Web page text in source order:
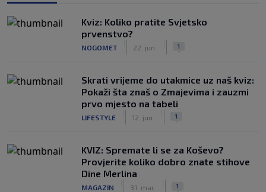
Kviz: Koliko pratite Svjetsko
prvenstvo?
NOGOMET 22. jun. 1
Skrati vrijeme do utakmice uz naš kviz:
Pokaži šta znaš o Zmajevima i zauzmi
prvo mjesto na tabeli
LIFESTYLE 12. jun. 1
KVIZ: Spremate li se za Koševo?
Provjerite koliko dobro znate stihove
Dine Merlina
MAGAZIN 31. mar. 1